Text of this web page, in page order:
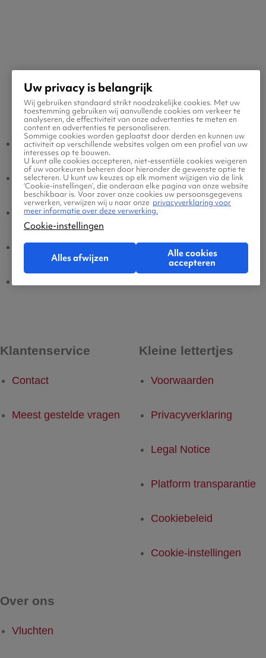
Populaire vluchten
Man - Amsterdam Amsterdam - Man
Man - Eindhoven Eindhoven - Man
Man - Brussel Brussel - Man
Man - Dusseldorf Dusseldorf - Man
Klantenservice
Contact
Meest gestelde vragen
Kleine lettertjes
Voorwaarden
Privacyverklaring
Legal Notice
Platform transparantie
Cookiebeleid
Cookie-instellingen
Over ons
Vluchten
Uw privacy is belangrijk
Wij gebruiken standaard strikt noodzakelijke cookies. Met uw
toestemming gebruiken wij aanvullende cookies om verkeer te
analyseren, de effectiviteit van onze advertenties te meten en
content en advertenties te personaliseren.
Sommige cookies worden geplaatst door derden en kunnen uw
activiteit op verschillende websites volgen om een profiel van uw
interesses op te bouwen.
U kunt alle cookies accepteren, niet-essentiële cookies weigeren
of uw voorkeuren beheren door hieronder de gewenste optie te
selecteren. U kunt uw keuzes op elk moment wijzigen via de link
‘Cookie-instellingen’, die onderaan elke pagina van onze website
beschikbaar is. Voor zover onze cookies uw persoonsgegevens
verwerken, verwijzen wij u naar onze privacyverklaring voor
meer informatie over deze verwerking.
Cookie-instellingen
Alles afwijzen
Alle cookies
accepteren